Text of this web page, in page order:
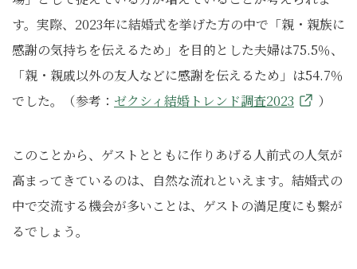
す。実際、2023年に結婚式を挙げた方の中で「親・親族に
感謝の気持ちを伝えるため」を目的とした夫婦は75.5％、
「親・親戚以外の友人などに感謝を伝えるため」は54.7％
でした。（参考： ゼクシィ結婚トレンド調査2023 ）
このことから、ゲストとともに作りあげる人前式の人気が
高まってきているのは、自然な流れといえます。結婚式の
中で交流する機会が多いことは、ゲストの満足度にも繋が
るでしょう。